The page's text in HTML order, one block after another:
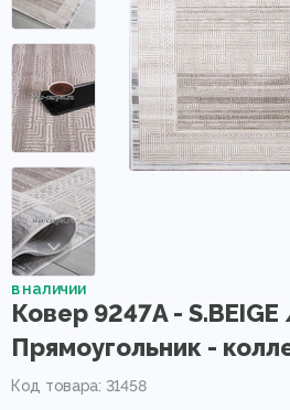
в наличии
Ковер 9247A - S.BEIGE
Прямоугольник -
Код товара: 31458